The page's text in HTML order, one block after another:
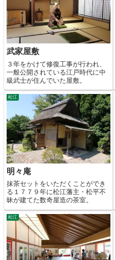
武家屋敷
３年をかけて修復工事が行われ、
一般公開されている江戸時代に中
級武士が住んでいた屋敷。
松江
明々庵
抹茶セットをいただくことができ
る１７７９年に松江藩主・松平不
昧が建てた数奇屋造の茶室。
松江